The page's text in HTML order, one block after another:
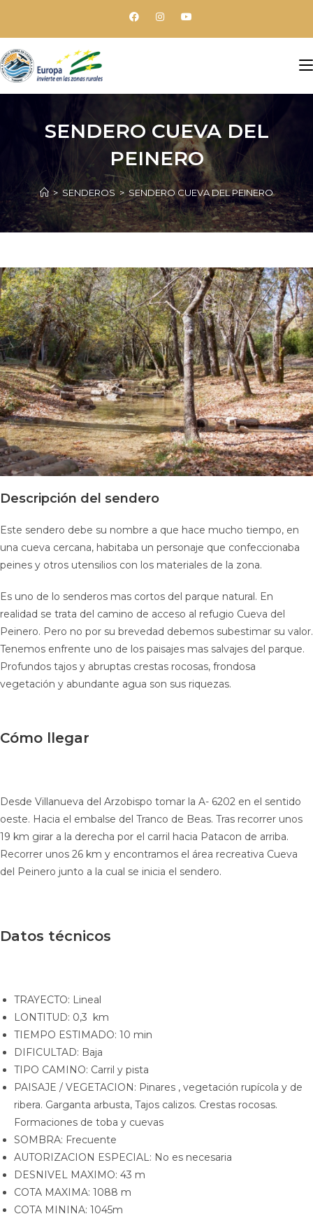
SENDERO CUEVA DEL
PEINERO
> SENDEROS > SENDERO CUEVA DEL PEINERO
Descripción del sendero
Este sendero debe su nombre a que hace mucho tiempo, en
una cueva cercana, habitaba un personaje que confeccionaba
peines y otros utensilios con los materiales de la zona.
Es uno de lo senderos mas cortos del parque natural. En
realidad se trata del camino de acceso al refugio Cueva del
Peinero. Pero no por su brevedad debemos subestimar su valor.
Tenemos enfrente uno de los paisajes mas salvajes del parque.
Profundos tajos y abruptas crestas rocosas, frondosa
vegetación y abundante agua son sus riquezas.
Cómo llegar
Desde Villanueva del Arzobispo tomar la A- 6202 en el sentido
oeste. Hacia el embalse del Tranco de Beas. Tras recorrer unos
19 km girar a la derecha por el carril hacia Patacon de arriba.
Recorrer unos 26 km y encontramos el área recreativa Cueva
del Peinero junto a la cual se inicia el sendero.
Datos técnicos
TRAYECTO: Lineal
LONTITUD: 0,3 km
TIEMPO ESTIMADO: 10 min
DIFICULTAD: Baja
TIPO CAMINO: Carril y pista
PAISAJE / VEGETACION: Pinares , vegetación rupícola y de
ribera. Garganta arbusta, Tajos calizos. Crestas rocosas.
Formaciones de toba y cuevas
SOMBRA: Frecuente
AUTORIZACION ESPECIAL: No es necesaria
DESNIVEL MAXIMO: 43 m
COTA MAXIMA: 1088 m
COTA MININA: 1045m